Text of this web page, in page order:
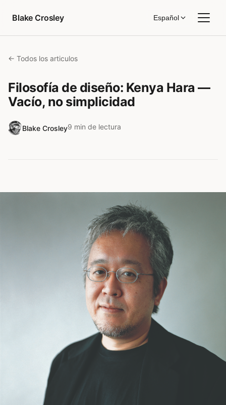
Blake Crosley
Español
← Todos los articulos
Filosofía de diseño: Kenya Hara —
Vacío, no simplicidad
Blake Crosley9 min de lectura